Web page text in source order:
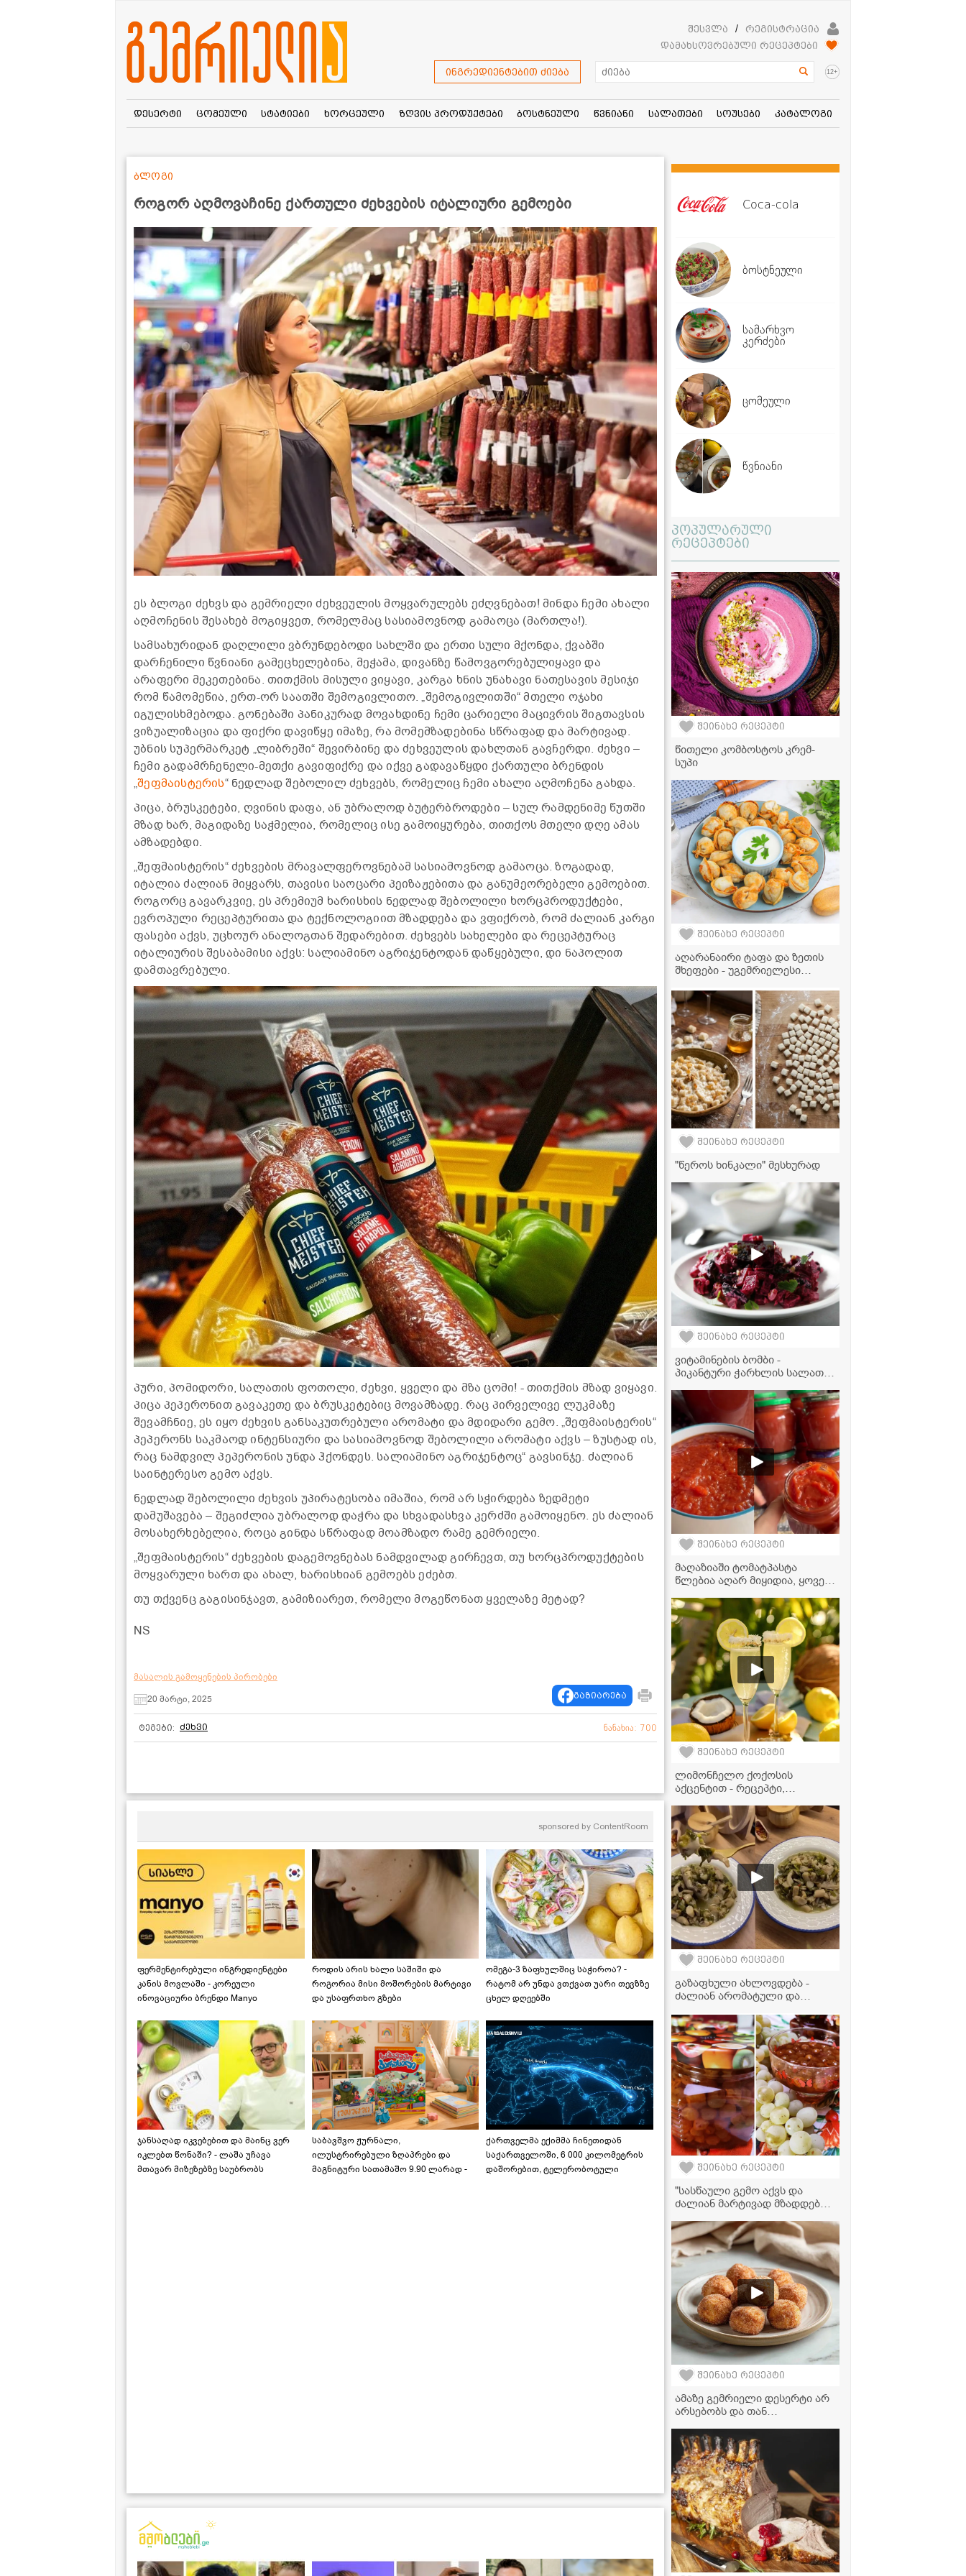
შესვლა /
რეგისტრაცია
დამახსოვრებული რეცეპტები
ინგრედიენტებით ძიება 12+
დესერტი ცომეული სტატიები ხორცეული ზღვის პროდუქტები ბოსტნეული წვნიანი სალათები სოუსები კატალოგი
როგორ აღმოვაჩინე ქართული ძეხვების იტალიური გემოები
ბლოგი
ეს ბლოგი ძეხვს და გემრიელი ძეხვეულის მოყვარულებს ეძღვნებათ! მინდა ჩემი ახალი
აღმოჩენის შესახებ მოგიყვეთ, რომელმაც სასიამოვნოდ გამაოცა (მართლა!).
სამსახურიდან დაღლილი ვბრუნდებოდი სახლში და ერთი სული მქონდა, ქვაბში
დარჩენილი წვნიანი გამეცხელებინა, მეჭამა, დივანზე წამოვგორებულიყავი და
არაფერი მეკეთებინა. თითქმის მისული ვიყავი, კარგა ხნის უნახავი ნათესავის მესიჯი
რომ წამომეწია, ერთ-ორ საათში შემოგივლითო. „შემოგივლითში“ მთელი ოჯახი
იგულისხმებოდა. გონებაში პანიკურად მოვახდინე ჩემი ცარიელი მაცივრის შიგთავსის
ვიზუალიზაცია და ფიქრი დავიწყე იმაზე, რა მომემზადებინა სწრაფად და მარტივად.
უბნის სუპერმარკეტ „ლიბრეში“ შევირბინე და ძეხვეულის დახლთან გავჩერდი. ძეხვი –
ჩემი გადამრჩენელი-მეთქი გავიფიქრე და იქვე გადავაწყდი ქართული ბრენდის
„შეფმაისტერის“ ნედლად შებოლილ ძეხვებს, რომელიც ჩემი ახალი აღმოჩენა გახდა.
პიცა, ბრუსკეტები, ღვინის დაფა, ან უბრალოდ ბუტერბროდები – სულ რამდენიმე წუთში
მზად ხარ, მაგიდაზე საჭმელია, რომელიც ისე გამოიყურება, თითქოს მთელი დღე ამას
ამზადებდი.
„შეფმაისტერის“ ძეხვების მრავალფეროვნებამ სასიამოვნოდ გამაოცა. ზოგადად,
იტალია ძალიან მიყვარს, თავისი საოცარი პეიზაჟებითა და განუმეორებელი გემოებით.
როგორც გავარკვიე, ეს პრემიუმ ხარისხის ნედლად შებოლილი ხორცპროდუქტები,
ევროპული რეცეპტურითა და ტექნოლოგიით მზადდება და ვფიქრობ, რომ ძალიან კარგი
ფასები აქვს, უცხოურ ანალოგთან შედარებით. ძეხვებს სახელები და რეცეპტურაც
იტალიურის შესაბამისი აქვს: სალიამინო აგრიჯენტოდან დაწყებული, დი ნაპოლით
დამთავრებული.
პური, პომიდორი, სალათის ფოთოლი, ძეხვი, ყველი და მზა ცომი! - თითქმის მზად ვიყავი.
პიცა პეპერონით გავაკეთე და ბრუსკეტებიც მოვამზადე. რაც პირველივე ლუკმაზე
შევამჩნიე, ეს იყო ძეხვის განსაკუთრებული არომატი და მდიდარი გემო. „შეფმაისტერის“
პეპერონს საკმაოდ ინტენსიური და სასიამოვნოდ შებოლილი არომატი აქვს – ზუსტად ის,
რაც ნამდვილ პეპერონის უნდა ჰქონდეს. სალიამინო აგრიჯენტოც“ გავსინჯე. ძალიან
საინტერესო გემო აქვს.
ნედლად შებოლილი ძეხვის უპირატესობა იმაშია, რომ არ სჭირდება ზედმეტი
დამუშავება – შეგიძლია უბრალოდ დაჭრა და სხვადასხვა კერძში გამოიყენო. ეს ძალიან
მოსახერხებელია, როცა გინდა სწრაფად მოამზადო რამე გემრიელი.
„შეფმაისტერის“ ძეხვების დაგემოვნებას ნამდვილად გირჩევთ, თუ ხორცპროდუქტების
მოყვარული ხართ და ახალ, ხარისხიან გემოებს ეძებთ.
თუ თქვენც გაგისინჯავთ, გამიზიარეთ, რომელი მოგეწონათ ყველაზე მეტად?
NS
მასალის გამოყენების პირობები
20 მარტი, 2025
გაზიარება
ტეგები: ძეხვი ნანახია: 700
sponsored by ContentRoom
ფერმენტირებული ინგრედიენტები
კანის მოვლაში - კორეული
ინოვაციური ბრენდი Manyo
როდის არის ხალი საშიში და
როგორია მისი მოშორების მარტივი
და უსაფრთხო გზები
ომეგა-3 ზაფხულშიც საჭიროა? -
რატომ არ უნდა ვთქვათ უარი თევზზე
ცხელ დღეებში
ჯანსაღად იკვებებით და მაინც ვერ
იკლებთ წონაში? - ლაშა უჩავა
მთავარ მიზეზებზე საუბრობს
საბავშვო ჟურნალი,
ილუსტრირებული ზღაპრები და
მაგნიტური სათამაშო 9.90 ლარად -
ქართველმა ექიმმა ჩინეთიდან
საქართველოში, 6 000 კილომეტრის
დაშორებით, ტელერობოტული
Coca-cola
ბოსტნეული
სამარხვო
კერძები
ცომეული
წვნიანი
პოპულარული
რეცეპტები
შეინახე რეცეპტი
წითელი კომბოსტოს კრემ-
სუპი
შეინახე რეცეპტი
აღარანაირი ტაფა და ზეთის
შხეფები - უგემრიელესი
აეროგრილში სულ რაღაც 15
წუთში!
შეინახე რეცეპტი
"წეროს ხინკალი" მესხურად
შეინახე რეცეპტი
ვიტამინების ბომბი -
პიკანტური ჭარხლის სალათა
შეინახე რეცეპტი
მაღაზიაში ტომატპასტა
წლებია აღარ მიყიდია, ყოველ
ზამთრისთვის! - ნაცადი
რეცეპტი
შეინახე რეცეპტი
ლიმონჩელო ქოქოსის
აქცენტით - რეცეპტი,
წარმოდგენას შეცვლის ამ
სასმელზე!
შეინახე რეცეპტი
გაზაფხული ახლოვდება -
ძალიან არომატული და
შეინახე რეცეპტი
"სასწაული გემო აქვს და
ძალიან მარტივად მზადდება!"
შეინახე რეცეპტი
ამაზე გემრიელი დესერტი არ
არსებობს და თან
დონატები აეროგრილში!